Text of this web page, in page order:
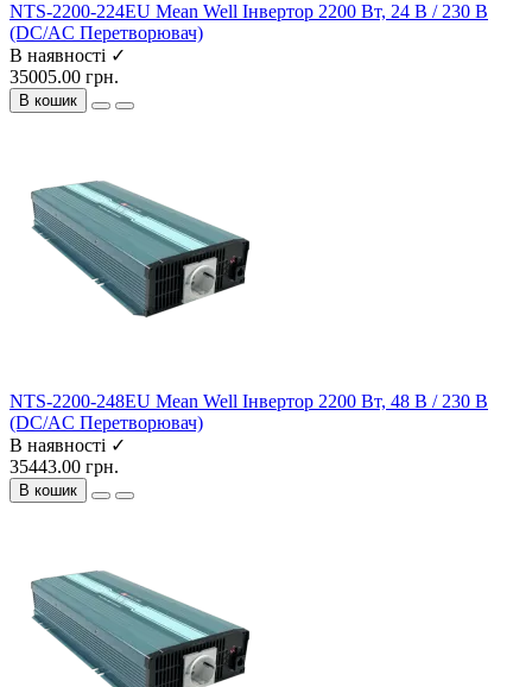
NTS-2200-224EU Mean Well Інвертор 2200 Вт, 24 В / 230 В
(DC/AC Перетворювач)
В наявності ✓
35005.00 грн.
В кошик
NTS-2200-248EU Mean Well Інвертор 2200 Вт, 48 В / 230 В
(DC/AC Перетворювач)
В наявності ✓
35443.00 грн.
В кошик